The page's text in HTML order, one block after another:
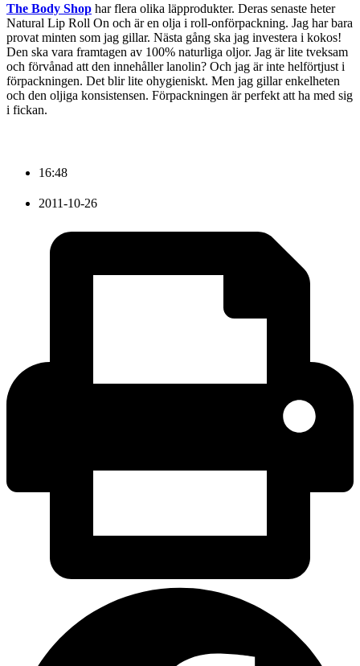
The Body Shop har flera olika läpprodukter. Deras senaste heter
Natural Lip Roll On och är en olja i roll-onförpackning. Jag har bara
provat minten som jag gillar. Nästa gång ska jag investera i kokos!
Den ska vara framtagen av 100% naturliga oljor. Jag är lite tveksam
och förvånad att den innehåller lanolin? Och jag är inte helförtjust i
förpackningen. Det blir lite ohygieniskt. Men jag gillar enkelheten
och den oljiga konsistensen. Förpackningen är perfekt att ha med sig
i fickan.
16:48
2011-10-26